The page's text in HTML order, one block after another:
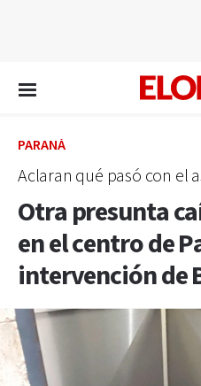
PARANÁ
Aclaran qué pasó con el
Otra presunta
en el centro de
intervención de